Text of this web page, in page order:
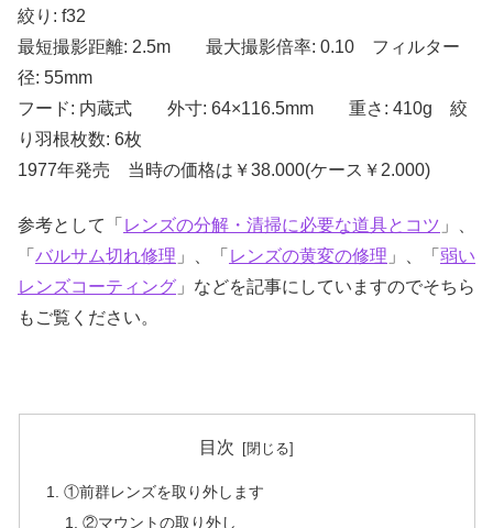
絞り: f32
最短撮影距離: 2.5m 最大撮影倍率: 0.10 フィルター
径: 55mm
フード: 内蔵式 外寸: 64×116.5mm 重さ: 410g 絞
り羽根枚数: 6枚
1977年発売 当時の価格は￥38.000(ケース￥2.000)
参考として「 レンズの分解・清掃に必要な道具とコツ 」、
「 バルサム切れ修理 」、「 レンズの黄変の修理 」、「 弱い
レンズコーティング 」などを記事にしていますのでそちら
もご覧ください。
目次
①前群レンズを取り外します
②マウントの取り外し